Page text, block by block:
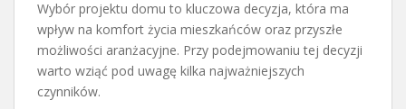
Wybór projektu domu to kluczowa decyzja, która ma
wpływ na komfort życia mieszkańców oraz przyszłe
możliwości aranżacyjne. Przy podejmowaniu tej decyzji
warto wziąć pod uwagę kilka najważniejszych
czynników.